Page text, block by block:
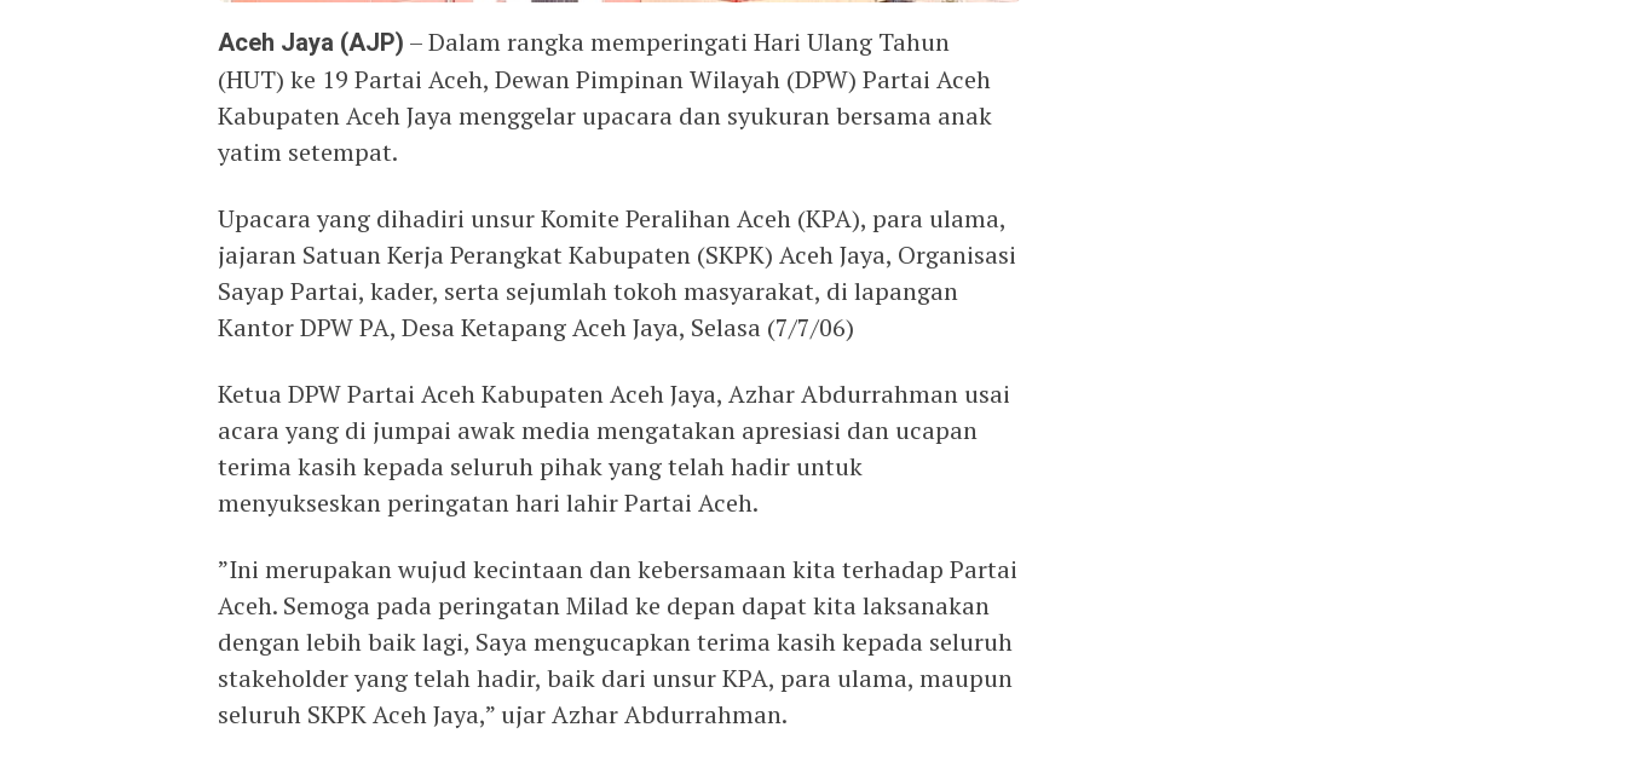
Aceh Jaya (AJP) – Dalam rangka memperingati Hari Ulang Tahun
(HUT) ke 19 Partai Aceh, Dewan Pimpinan Wilayah (DPW) Partai Aceh
Kabupaten Aceh Jaya menggelar upacara dan syukuran bersama anak
yatim setempat.
‎Upacara yang dihadiri unsur Komite Peralihan Aceh (KPA), para ulama,
jajaran Satuan Kerja Perangkat Kabupaten (SKPK) Aceh Jaya, Organisasi
Sayap Partai, kader, serta sejumlah tokoh masyarakat, di lapangan
Kantor DPW PA, Desa Ketapang Aceh Jaya, Selasa (7/7/06)
‎Ketua DPW Partai Aceh Kabupaten Aceh Jaya, Azhar Abdurrahman usai
acara yang di jumpai awak media mengatakan apresiasi dan ucapan
terima kasih kepada seluruh pihak yang telah hadir untuk
menyukseskan peringatan hari lahir Partai Aceh.
‎”Ini merupakan wujud kecintaan dan kebersamaan kita terhadap Partai
Aceh. Semoga pada peringatan Milad ke depan dapat kita laksanakan
dengan lebih baik lagi, Saya mengucapkan terima kasih kepada seluruh
stakeholder yang telah hadir, baik dari unsur KPA, para ulama, maupun
seluruh SKPK Aceh Jaya,” ujar Azhar Abdurrahman.